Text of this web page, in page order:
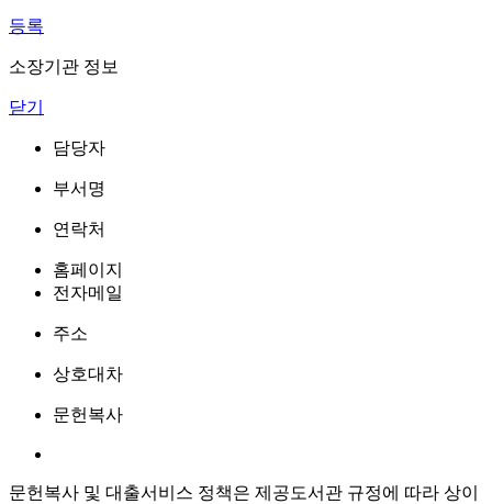
등록
소장기관 정보
닫기
담당자
부서명
연락처
홈페이지
전자메일
주소
상호대차
문헌복사
문헌복사 및 대출서비스 정책은 제공도서관 규정에 따라 상이